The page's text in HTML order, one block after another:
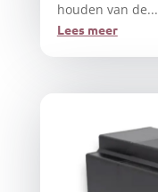
houden van de...
Lees meer